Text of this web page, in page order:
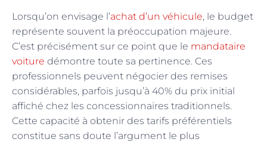
Lorsqu’on envisage l’achat d’un véhicule, le budget
représente souvent la préoccupation majeure.
C’est précisément sur ce point que le mandataire
voiture démontre toute sa pertinence. Ces
professionnels peuvent négocier des remises
considérables, parfois jusqu’à 40% du prix initial
affiché chez les concessionnaires traditionnels.
Cette capacité à obtenir des tarifs préférentiels
constitue sans doute l’argument le plus